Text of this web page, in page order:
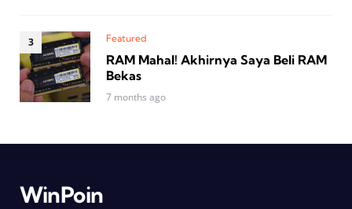
Featured
RAM Mahal! Akhirnya Saya Beli RAM
Bekas
7 months ago
WinPoin